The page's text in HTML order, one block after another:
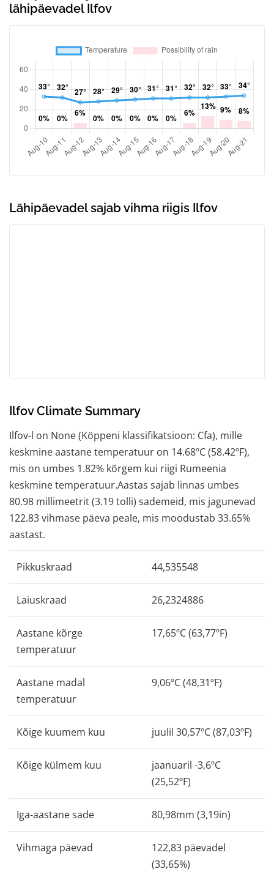
lähipäevadel Ilfov
Lähipäevadel sajab vihma riigis Ilfov
Ilfov Climate Summary
Ilfov-l on None (Köppeni klassifikatsioon: Cfa), mille
keskmine aastane temperatuur on 14.68ºC (58.42ºF),
mis on umbes 1.82% kõrgem kui riigi Rumeenia
keskmine temperatuur.Aastas sajab linnas umbes
80.98 millimeetrit (3.19 tolli) sademeid, mis jagunevad
122.83 vihmase päeva peale, mis moodustab 33.65%
aastast.
Pikkuskraad 44,535548
Laiuskraad 26,2324886
Aastane kõrge
temperatuur
17,65ºC (63,77ºF)
Aastane madal
temperatuur
9,06ºC (48,31ºF)
Kõige kuumem kuu juulil 30,57ºC (87,03ºF)
Kõige külmem kuu
jaanuaril -3,6ºC
(25,52ºF)
Iga-aastane sade 80,98mm (3,19in)
Vihmaga päevad
122,83 päevadel
(33,65%)